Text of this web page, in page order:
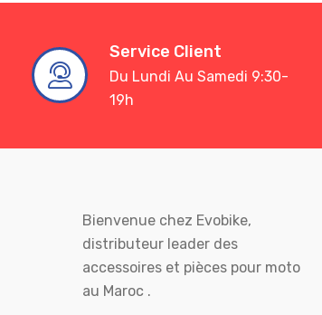
Service Client
Du Lundi Au Samedi 9:30-
19h
Bienvenue chez Evobike,
distributeur leader des
accessoires et pièces pour moto
au Maroc .